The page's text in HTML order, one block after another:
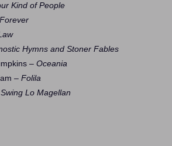
Kind of People
Hymns and Stoner Fables
–Oceania
–Folila
Swing Lo Magellan